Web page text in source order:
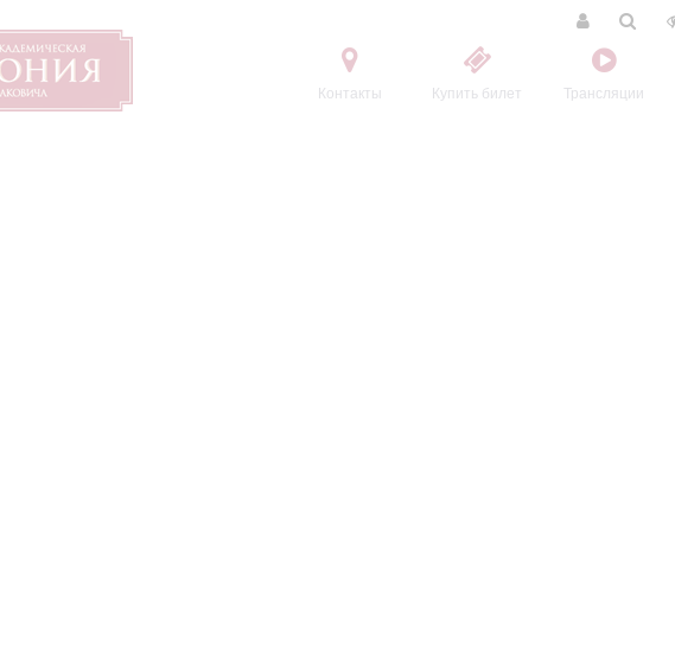
Контакты Купить билет Трансляции